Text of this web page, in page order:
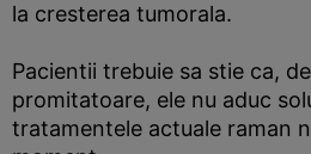
la cresterea tumorala.
Pacientii trebuie sa stie ca,
promitatoare, ele nu aduc
tratamentele actuale raman